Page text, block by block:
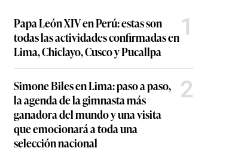
Papa León XIV en Perú: estas son
todas las actividades confirmadas en
Lima, Chiclayo, Cusco y Pucallpa
1
Simone Biles en Lima: paso a paso,
la agenda de la gimnasta más
ganadora del mundo y una visita
que emocionará a toda una
selección nacional
2